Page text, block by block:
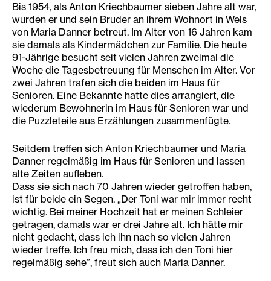
Bis 1954, als Anton Kriechbaumer sieben Jahre alt war,
wurden er und sein Bruder an ihrem Wohnort in Wels
von Maria Danner betreut. Im Alter von 16 Jahren kam
sie damals als Kindermädchen zur Familie. Die heute
91-Jährige besucht seit vielen Jahren zweimal die
Woche die Tagesbetreuung für Menschen im Alter. Vor
zwei Jahren trafen sich die beiden im Haus für
Senioren. Eine Bekannte hatte dies arrangiert, die
wiederum Bewohnerin im Haus für Senioren war und
die Puzzleteile aus Erzählungen zusammenfügte.
Seitdem treffen sich Anton Kriechbaumer und Maria
Danner regelmäßig im Haus für Senioren und lassen
alte Zeiten aufleben.
Dass sie sich nach 70 Jahren wieder getroffen haben,
ist für beide ein Segen. „Der Toni war mir immer recht
wichtig. Bei meiner Hochzeit hat er meinen Schleier
getragen, damals war er drei Jahre alt. Ich hätte mir
nicht gedacht, dass ich ihn nach so vielen Jahren
wieder treffe. Ich freu mich, dass ich den Toni hier
regelmäßig sehe”, freut sich auch Maria Danner.